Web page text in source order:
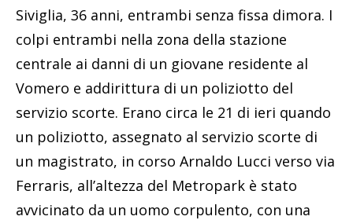
Siviglia, 36 anni, entrambi senza fissa dimora. I
colpi entrambi nella zona della stazione
centrale ai danni di un giovane residente al
Vomero e addirittura di un poliziotto del
servizio scorte. Erano circa le 21 di ieri quando
un poliziotto, assegnato al servizio scorte di
un magistrato, in corso Arnaldo Lucci verso via
Ferraris, all’altezza del Metropark è stato
avvicinato da un uomo corpulento, con una